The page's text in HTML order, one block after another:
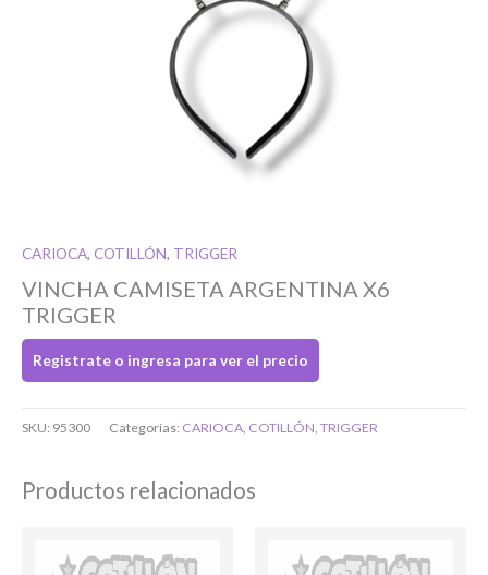
CARIOCA, COTILLÓN, TRIGGER
VINCHA CAMISETA ARGENTINA X6
TRIGGER
Registrate o ingresa para ver el precio
SKU: 95300 Categorías: CARIOCA COTILLÓN TRIGGER
Productos relacionados
Si tenés cuenta...
Bienvenido/a